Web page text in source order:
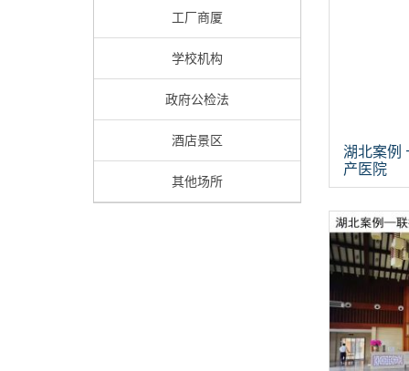
工厂商厦
学校机构
政府公检法
酒店景区
其他场所
湖北案例
产医院